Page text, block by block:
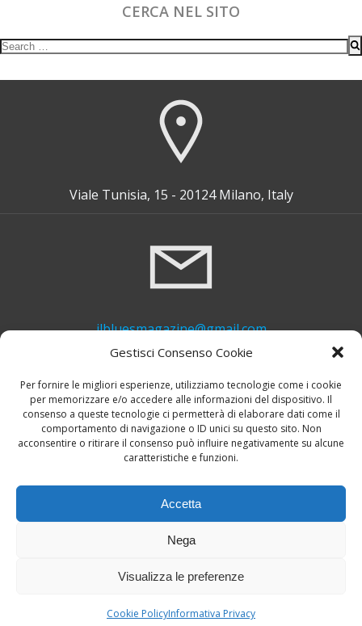
Gestisci Consenso Cookie
Per fornire le migliori esperienze, utilizziamo tecnologie come i cookie
per memorizzare e/o accedere alle informazioni del dispositivo. Il
consenso a queste tecnologie ci permetterà di elaborare dati come il
comportamento di navigazione o ID unici su questo sito. Non
acconsentire o ritirare il consenso può influire negativamente su alcune
caratteristiche e funzioni.
Accetta
Nega
Visualizza le preferenze
Cookie PolicyInformativa Privacy
CERCA NEL SITO
Search
Viale Tunisia, 15 - 20124 Milano, Italy
ilbluesmagazine@gmail.com
+39 339 748 6635
© 2026 Il Blues Magazine. Powered by